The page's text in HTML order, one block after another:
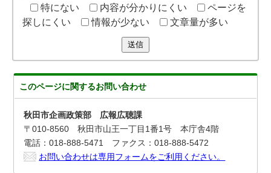
特にない
内容が分かりにくい
ページを
探しにくい
情報が少ない 文章量が多い
送信
このページに関するお問い合わせ
秋田市企画政策部 広報広聴課
〒010-8560 秋田市山王一丁目1番1号 本庁舎4階
電話：018-888-5471 ファクス：018-888-5472
お問い合わせは専用フォームをご利用ください。